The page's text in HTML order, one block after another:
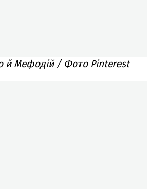
й Мефодій / Фото Pinterest